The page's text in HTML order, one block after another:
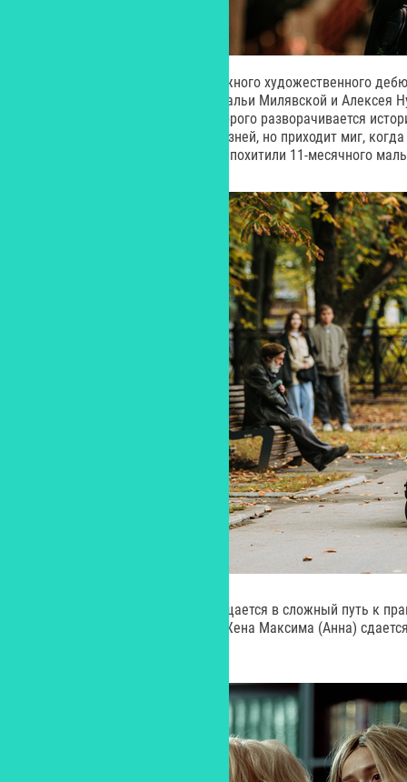
Съемочный период полнометражного художественного
сценарию Сергея Новикова, Натальи Милявской и Алексея
концу. Врач Максим, вокруг которого разворачивается
долг – ежедневное спасение жизней, но приходит миг,
собственную семью, когда у них похитили 11-месячного
Поиск пропавшего сына превращается в сложный путь к
ценных человеческих качеств. Жена Максима (Анна)